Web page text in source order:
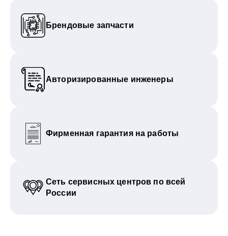
Брендовые запчасти
Авторизированные инженеры
Фирменная гарантия на работы
Сеть сервисных центров по всей
России